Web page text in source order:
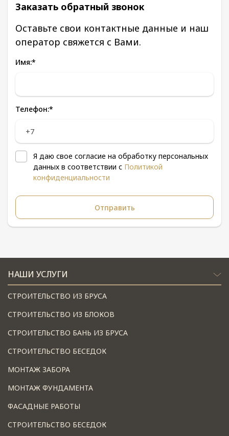
Заказать обратный звонок
Оставьте свои контактные данные и наш
оператор свяжется с Вами.
Имя:*
Телефон:*
Я даю свое согласие на обработку персональных
данных в соответствии с Политикой
конфиденциальности
НАШИ УСЛУГИ
СТРОИТЕЛЬСТВО ИЗ БРУСА
СТРОИТЕЛЬСТВО ИЗ БЛОКОВ
СТРОИТЕЛЬСТВО БАНЬ ИЗ БРУСА
СТРОИТЕЛЬСТВО БЕСЕДОК
МОНТАЖ ЗАБОРА
МОНТАЖ ФУНДАМЕНТА
ФАСАДНЫЕ РАБОТЫ
СТРОИТЕЛЬСТВО БЕСЕДОК